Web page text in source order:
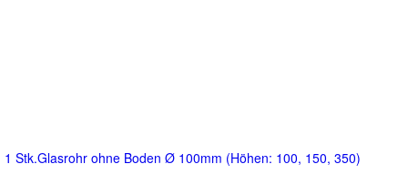
1 Stk.Glasrohr ohne Boden Ø 100mm (Höhen: 100, 150, 350)